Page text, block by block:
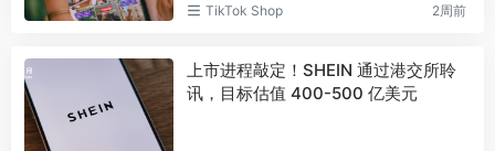
TikTok Shop 2周前
上市进程敲定！SHEIN 通过港交所聆
讯，目标估值 400-500 亿美元